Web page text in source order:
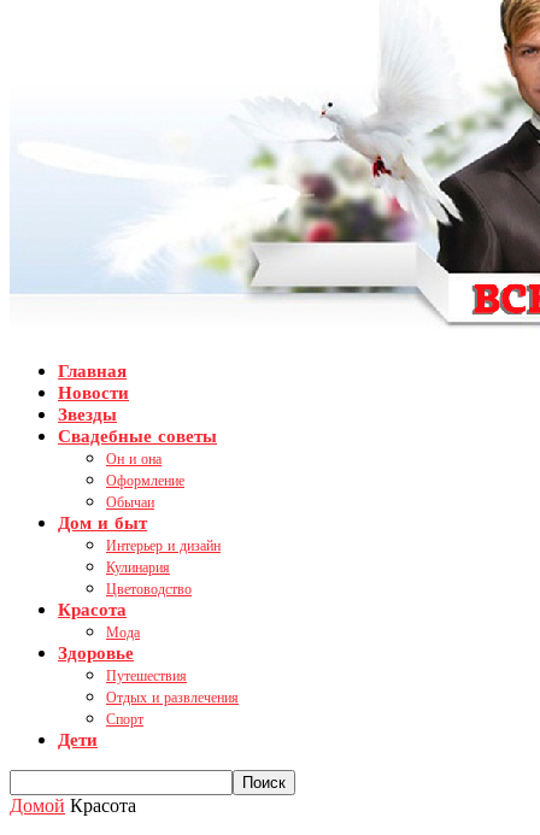
Главная
Новости
Звезды
Свадебные советы
Он и она
Оформление
Обычаи
Дом и быт
Интерьер и дизайн
Кулинария
Цветоводство
Красота
Мода
Здоровье
Путешествия
Отдых и развлечения
Спорт
Дети
Домой Красота